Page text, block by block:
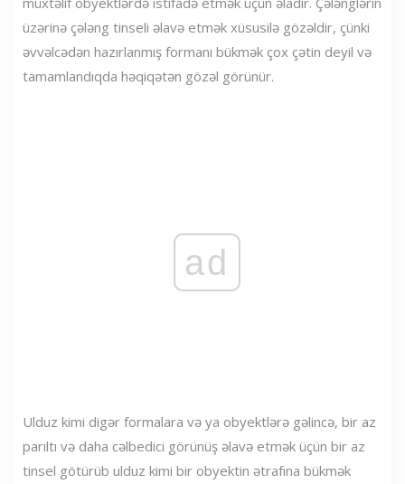
üzərinə çələng tinseli əlavə etmək xüsusilə gözəldir, çünki
əvvəlcədən hazırlanmış formanı bükmək çox çətin deyil və
tamamlandıqda həqiqətən gözəl görünür.
ad
Ulduz kimi digər formalara və ya obyektlərə gəlincə, bir az
parıltı və daha cəlbedici görünüş əlavə etmək üçün bir az
tinsel götürüb ulduz kimi bir obyektin ətrafına bükmək